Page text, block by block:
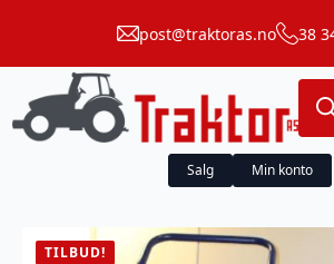
post@traktoras.no 38
for:
Salg Min konto
TILBUD!